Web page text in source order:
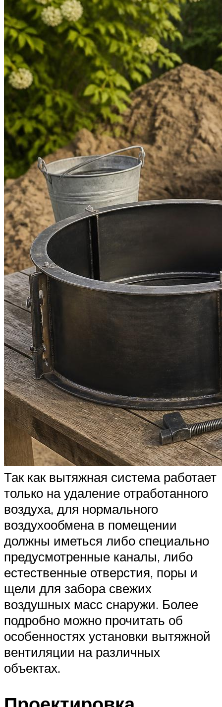
Так как вытяжная система работает
только на удаление отработанного
воздуха, для нормального
воздухообмена в помещении
должны иметься либо специально
предусмотренные каналы, либо
естественные отверстия, поры и
щели для забора свежих
воздушных масс снаружи. Более
подробно можно прочитать об
особенностях установки вытяжной
вентиляции на различных
объектах.